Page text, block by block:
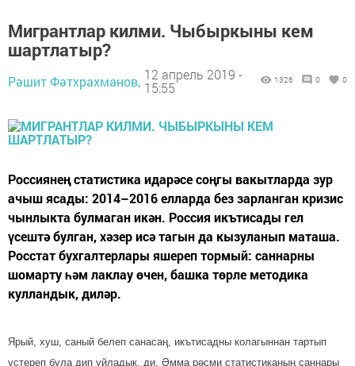
Мигрантлар килми. Чыбыркыны кем
шартлатыр?
Рәшит Фәтхрахманов, 12 апрель 2019 -
15:55
1326 0 0
Россиянең статистика идарәсе соңгы вакытларда зур
ачыш ясады: 2014–2016 елларда без зарланган кризис
чынлыкта булмаган икән. Россия икътисады гел
үсештә булган, хәзер исә тагын да кызуланып маташа.
Росстат бухгалтерлары яшереп тормый: саннарны
шомарту һәм лаклау өчен, башка төрле методика
кулландык, диләр.
Ярый, хуш, саный белеп сана­саң, икътисадны колагыннан тартып
үстереп була дип уйладык, ди. Әмма рәсми статистиканың саннары